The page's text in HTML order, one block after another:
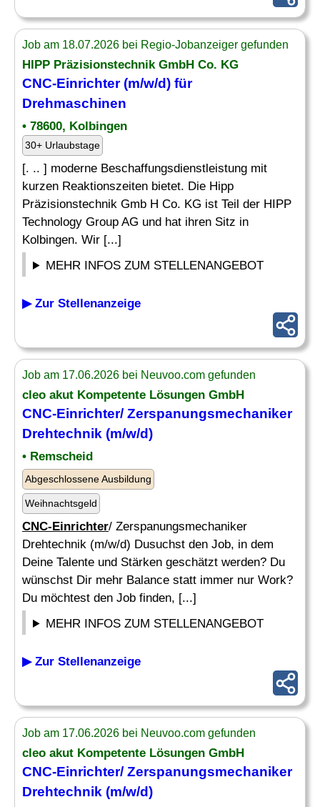
Job am 18.07.2026 bei Regio-Jobanzeiger gefunden
HIPP Präzisionstechnik GmbH Co. KG
CNC-Einrichter(m/w/d) für
Drehmaschinen
• 78600, Kolbingen
30+ Urlaubstage
[. .. ] moderne Beschaffungsdienstleistung mit
kurzen Reaktionszeiten bietet. Die Hipp
Präzisionstechnik Gmb H Co. KG ist Teil der HIPP
Technology Group AG und hat ihren Sitz in
Kolbingen. Wir [...]
MEHR INFOS ZUM STELLENANGEBOT
▶ Zur Stellenanzeige
Job am 17.06.2026 bei Neuvoo.com gefunden
cleo akut Kompetente Lösungen GmbH
CNC-Einrichter/ Zerspanungsmechaniker
Drehtechnik (m/w/d)
• Remscheid
Abgeschlossene Ausbildung
Weihnachtsgeld
CNC-Einrichter/ Zerspanungsmechaniker
Drehtechnik (m/w/d) Dusuchst den Job, in dem
Deine Talente und Stärken geschätzt werden? Du
wünschst Dir mehr Balance statt immer nur Work?
Du möchtest den Job finden, [...]
MEHR INFOS ZUM STELLENANGEBOT
▶ Zur Stellenanzeige
Job am 17.06.2026 bei Neuvoo.com gefunden
cleo akut Kompetente Lösungen GmbH
CNC-Einrichter/ Zerspanungsmechaniker
Drehtechnik (m/w/d)